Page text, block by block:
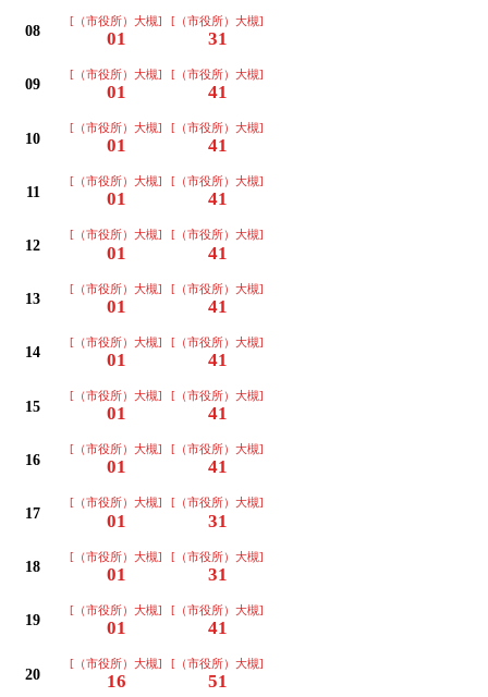
08
[（市役所）大槻]
01
[（市役所）大槻]
31
09
[（市役所）大槻]
01
[（市役所）大槻]
41
10
[（市役所）大槻]
01
[（市役所）大槻]
41
11
[（市役所）大槻]
01
[（市役所）大槻]
41
12
[（市役所）大槻]
01
[（市役所）大槻]
41
13
[（市役所）大槻]
01
[（市役所）大槻]
41
14
[（市役所）大槻]
01
[（市役所）大槻]
41
15
[（市役所）大槻]
01
[（市役所）大槻]
41
16
[（市役所）大槻]
01
[（市役所）大槻]
41
17
[（市役所）大槻]
01
[（市役所）大槻]
31
18
[（市役所）大槻]
01
[（市役所）大槻]
31
19
[（市役所）大槻]
01
[（市役所）大槻]
41
20
[（市役所）大槻]
16
[（市役所）大槻]
51